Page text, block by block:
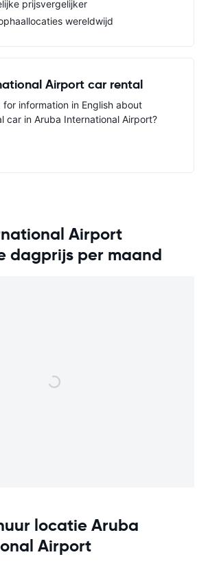
prijsvergelijker
wereldwijd
Airport car rental
for information in English about
car in Aruba International Airport?
Airport
dagprijs per maand
locatie Aruba
Airport